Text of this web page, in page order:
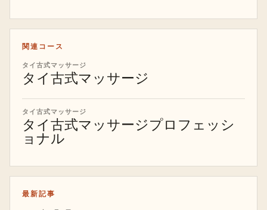
関連コース
タイ古式マッサージ
タイ古式マッサージ
タイ古式マッサージ
タイ古式マッサージプロフェッシ
ョナル
最新記事